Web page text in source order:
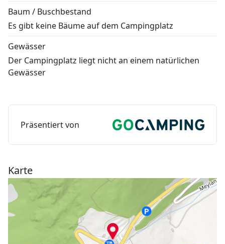
Baum / Buschbestand
Es gibt keine Bäume auf dem Campingplatz
Gewässer
Der Campingplatz liegt nicht an einem natürlichen
Gewässer
Präsentiert von
Karte